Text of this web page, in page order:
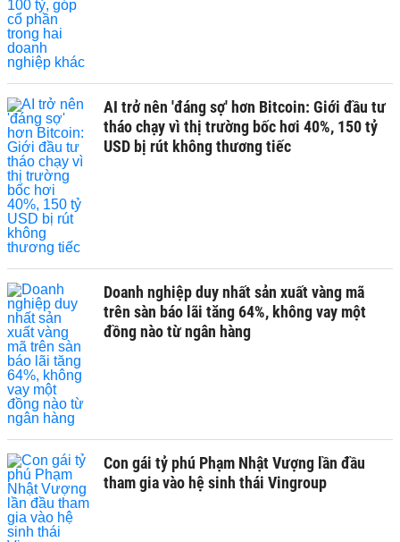
AI trở nên 'đáng sợ' hơn Bitcoin: Giới đầu tư
tháo chạy vì thị trường bốc hơi 40%, 150 tỷ
USD bị rút không thương tiếc
Doanh nghiệp duy nhất sản xuất vàng mã
trên sàn báo lãi tăng 64%, không vay một
đồng nào từ ngân hàng
Con gái tỷ phú Phạm Nhật Vượng lần đầu
tham gia vào hệ sinh thái Vingroup